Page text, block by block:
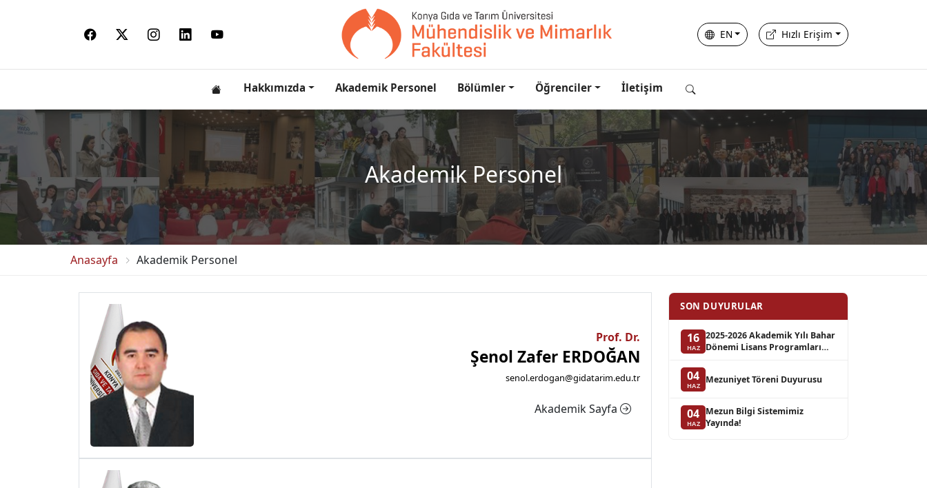
EN Hızlı Erişim
Hakkımızda Akademik Personel Bölümler Öğrenciler İletişim
Akademik Personel
Anasayfa Akademik Personel
Prof. Dr.
Şenol Zafer ERDOĞAN
senol.erdogan@gidatarim.edu.tr
Akademik Sayfa
SON DUYURULAR
16
HAZ
2025-2026 Akademik Yılı Bahar
Dönemi Lisans Programları
04
HAZ
Mezuniyet Töreni Duyurusu
04
HAZ
Mezun Bilgi Sistemimiz
Yayında!